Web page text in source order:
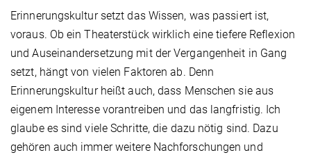
Erinnerungskultur setzt das Wissen, was passiert ist,
voraus. Ob ein Theaterstück wirklich eine tiefere Reflexion
und Auseinandersetzung mit der Vergangenheit in Gang
setzt, hängt von vielen Faktoren ab. Denn
Erinnerungskultur heißt auch, dass Menschen sie aus
eigenem Interesse vorantreiben und das langfristig. Ich
glaube es sind viele Schritte, die dazu nötig sind. Dazu
gehören auch immer weitere Nachforschungen und